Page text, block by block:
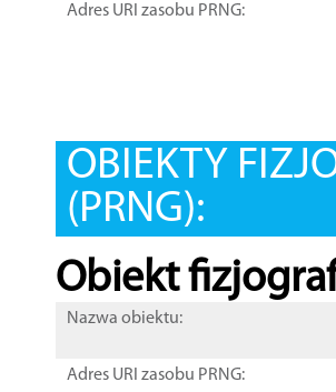
Adres URI zasobu PRNG:
OBIEKTY
(PRNG):
Obiekt
Nazwa obiektu:
Adres URI zasobu PRNG: